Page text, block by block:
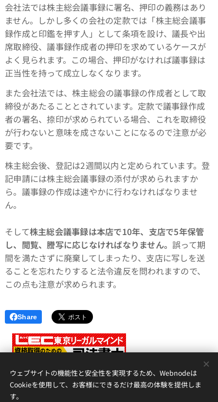
会社法では株主総会議事録に署名、押印の義務はあり
ません。しかし多くの会社の定款では「株主総会議事
録作成と印鑑を押す人」として条項を設け、議長や出
席取締役、議事録作成者の押印を求めているケースが
よく見られます。この場合、押印がなければ議事録は
正当性を持って成立しなくなります。
また会社法では、株主総会の議事録の作成者として取
締役があたることとされています。定款で議事録作成
者の署名、捺印が求められている場合、これを取締役
が行わないと意味を成さないことになるので注意が必
要です。
株主総会後、登記は2週間以内と定められています。登
記申請には株主総会議事録の添付が求められますか
ら。議事録の作成は速やかに行わなければなりませ
ん。
そして株主総会議事録は本店で10年、支店で5年保管
し、閲覧、謄写に応じなければなりません。誤って期
間を満たさずに廃棄してしまったり、支店に写しを送
ることを忘れたりすると法令違反を問われますので、
この点も注意が求められます。
Share
アイリス国際司法書士・行政書士事務所、 香川県高松市錦町２丁
ウェブサイトの機能性と安全性を実現するため、Webnodeは
Cookieを使用して、お客様にできるだけ最高の体験を提供しま
す。